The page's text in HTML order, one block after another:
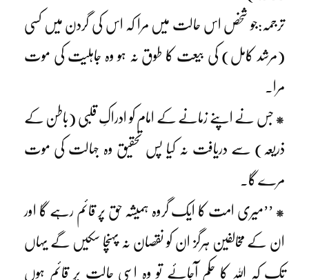
ترجمہ:جو شخص اس حالت میں مرا کہ اس کی گردن میں کسی
(مرشد کامل) کی بیعت کا طوق نہ ہو وہ جاہلیت کی موت
مرا۔
* جس نے اپنے زمانے کے امام کو ادراکِ قلبی (باطن کے
ذریعہ) سے دریافت نہ کیا پس تحقیق وہ جہالت کی موت
مرے گا۔
* ’’میری امت کا ایک گروہ ہمیشہ حق پر قائم رہے گا اور
ان کے مخالفین ہرگز ان کو نقصان نہ پہنچا سکیں گے یہاں
تک کہ اللہ کا حکم آجائے تو وہ اسی حالت پر قائم ہوں